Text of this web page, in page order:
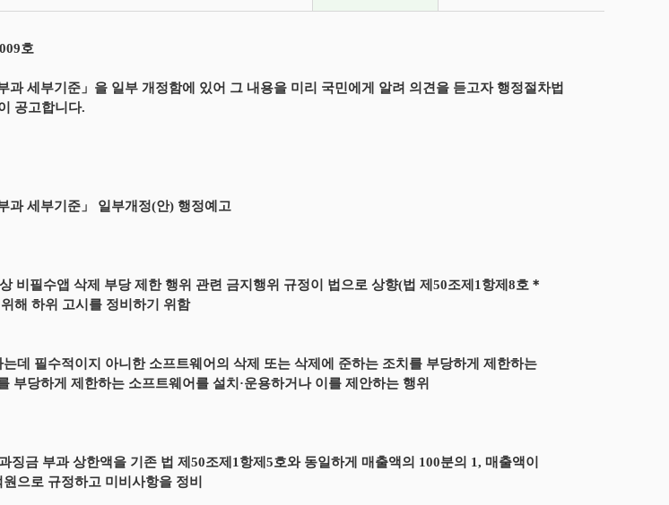
호
과 세부기준」을 일부 개정함에 있어 그 내용을 미리 국민에게 알려 의견을 듣고자 행정절차법
공고합니다.
과 세부기준」 일부개정(안) 행정예고
비필수앱 삭제 부당 제한 행위 관련 금지행위 규정이 법으로 상향(법 제50조제1항제8호＊
해 하위 고시를 정비하기 위함
데 필수적이지 아니한 소프트웨어의 삭제 또는 삭제에 준하는 조치를 부당하게 제한하는
부당하게 제한하는 소프트웨어를 설치·운용하거나 이를 제안하는 행위
징금 부과 상한액을 기존 법 제50조제1항제5호와 동일하게 매출액의 100분의 1, 매출액이
으로 규정하고 미비사항을 정비